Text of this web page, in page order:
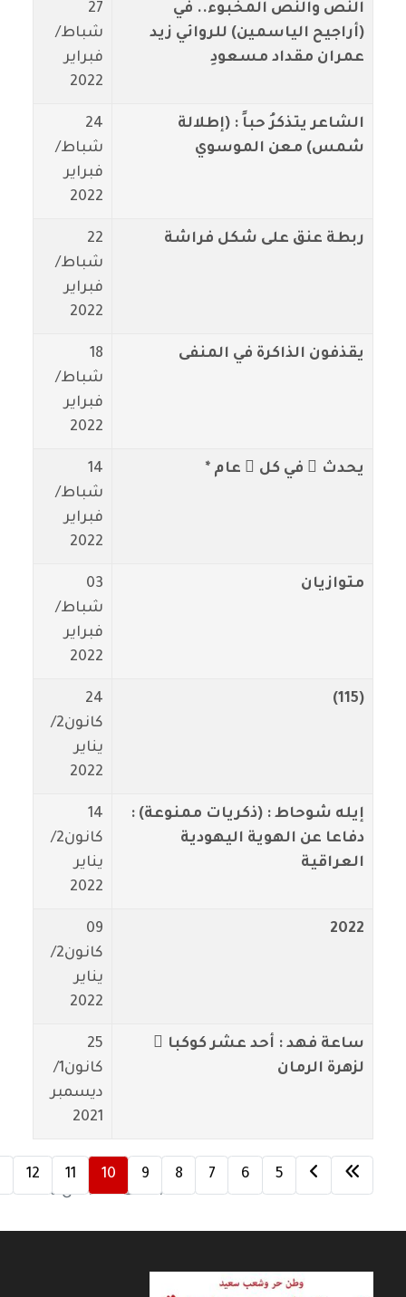
النص والنص المخبوء.. في
(أراجيح الياسمين) للروائي زيد
عمران مقداد مسعودِ
27
شباط/
فبراير
2022
الشاعر يتذكرُ حباً : (إطلالة
شمس) معن الموسوي
24
شباط/
فبراير
2022
ربطة عنق على شكل فراشة
22
شباط/
فبراير
2022
يقذفون الذاكرة في المنفى
18
شباط/
فبراير
2022
يحدث ُ في كل ِ عام *
14
شباط/
فبراير
2022
متوازيان
03
شباط/
فبراير
2022
(115)
24
كانون2/
يناير
2022
إيله شوحاط : (ذكريات ممنوعة) :
دفاعا عن الهوية اليهودية
العراقية
14
كانون2/
يناير
2022
2022
09
كانون2/
يناير
2022
ساعة فهد : أحد عشر كوكبا ً
لزهرة الرمان
25
كانون1/
ديسمبر
2021
الصفحة 10 من 20
5
6
7
8
9
10
11
12